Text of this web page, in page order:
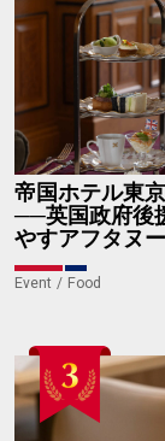
帝国ホテル東
──英国政府後
やすアフタヌ
Event Food